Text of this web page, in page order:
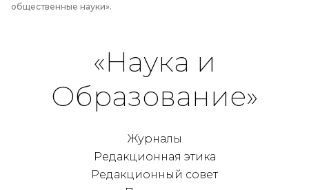
общественные науки».
«Наука и
Образование»
Журналы
Редакционная этика
Редакционный совет